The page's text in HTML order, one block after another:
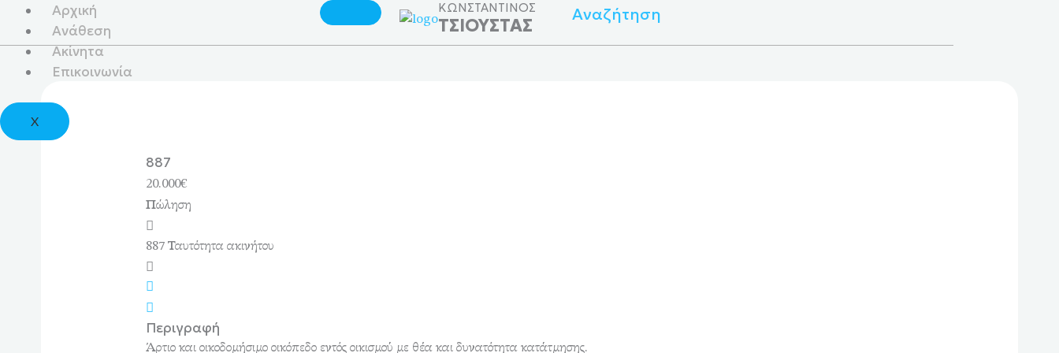
Μετάβαση
περιεχόμενο
Αρχική
Ανάθεση
Ακίνητα
Επικοινωνία
X
ΚΩΝΣΤΑΝΤΙΝΟΣ
ΤΣΙΟΥΣΤΑΣ
Αναζήτηση
887
20.000€
Πώληση
887 Ταυτότητα ακινήτου
Περιγραφή
Άρτιο και οικοδομήσιμο οικόπεδο εντός οικισμού με θέα και δυνατότητα κατάτμησης.